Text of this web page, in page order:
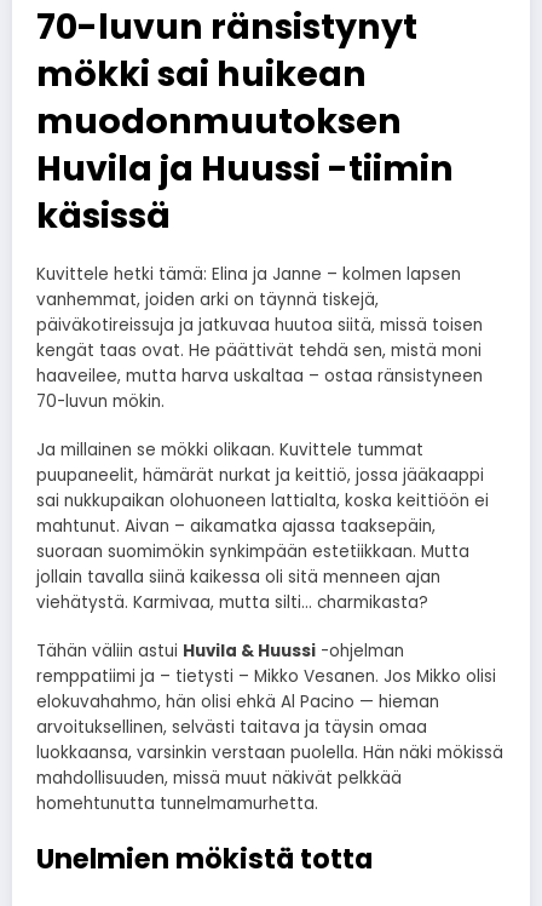
70-luvun ränsistynyt
mökki sai huikean
muodonmuutoksen
Huvila ja Huussi -tiimin
käsissä
Kuvittele hetki tämä: Elina ja Janne – kolmen lapsen
vanhemmat, joiden arki on täynnä tiskejä,
päiväkotireissuja ja jatkuvaa huutoa siitä, missä toisen
kengät taas ovat. He päättivät tehdä sen, mistä moni
haaveilee, mutta harva uskaltaa – ostaa ränsistyneen
70-luvun mökin.
Ja millainen se mökki olikaan. Kuvittele tummat
puupaneelit, hämärät nurkat ja keittiö, jossa jääkaappi
sai nukkupaikan olohuoneen lattialta, koska keittiöön ei
mahtunut. Aivan – aikamatka ajassa taaksepäin,
suoraan suomimökin synkimpään estetiikkaan. Mutta
jollain tavalla siinä kaikessa oli sitä menneen ajan
viehätystä. Karmivaa, mutta silti… charmikasta?
Tähän väliin astui Huvila & Huussi -ohjelman
remppatiimi ja – tietysti – Mikko Vesanen. Jos Mikko olisi
elokuvahahmo, hän olisi ehkä Al Pacino — hieman
arvoituksellinen, selvästi taitava ja täysin omaa
luokkaansa, varsinkin verstaan puolella. Hän näki mökissä
mahdollisuuden, missä muut näkivät pelkkää
homehtunutta tunnelmamurhetta.
Unelmien mökistä totta